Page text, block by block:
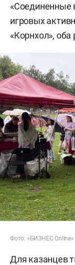
«Соединенные
игровых
«Корнхол»,
Фото: «БИЗНЕС Online»
Для казанцев